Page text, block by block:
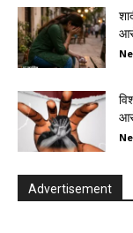
Advertisement